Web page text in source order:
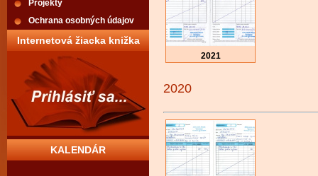
Projekty
Ochrana osobných údajov
Internetová žiacka knižka
KALENDÁR
2021
2020